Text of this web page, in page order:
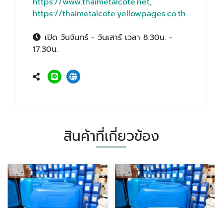
https://thaimetalcote.yellowpages.co.th
เปิด วันจันทร์ - วันเสาร์ เวลา 8.30น. -
17.30น.
สินค้าที่เกี่ยวข้อง